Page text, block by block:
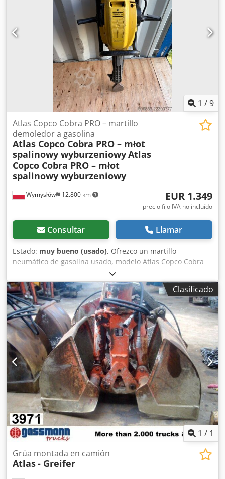
Dkodpfezdqz Dox Ag Sor Horas de funcionamiento: 12.100
horas Estado: De segunda mano, en muy buen estado y
listo para su uso inmediato. El compresor puede ser
inspeccionado y probado en nuestras instalaciones en
Kiel, previa cita.
1 /9
Wymysłów 12.800 km
Atlas Copco Cobra PRO – martillo
demoledor a gasolina
Atlas Copco Cobra PRO – młot
spalinowy wyburzeniowyAtlas
Copco Cobra PRO – młot
spalinowy wyburzeniowy
EUR 1.349
precio fijo IVA no incluído
Consultar Llamar
Estado: muy bueno (usado), Ofrezco un martillo
neumático de gasolina usado, modelo Atlas Copco Cobra
PRO. El equipo es del año 2014 y fue fabricado en Suecia.
El modelo Cobra PRO es un martillo neumático profesional
diseñado para trabajos de construcción, carreteras y
demolición; no requiere alimentación eléctrica ni un
compresor, lo que lo hace ideal para trabajar en
exteriores. El estado visual es el que se muestra en las
fotos: presenta los signos normales de uso, con arañazos y
roces. Viene equipado con un cincel de trabajo. Djdpfx
Aezkwdljg Sjkr Datos: Fabricante: Atlas Copco Modelo:
Cobra PRO Año de fabricación: 2014 País de fabricación:
Suecia Motor: motor de gasolina de 2 tiempos Aplicación:
demolición de hormigón y asfalto, trabajos en carreteras y
excavaciones Diseño móvil: no requiere un compresor ni
alimentación de red.
Clasificado
1 / 1
Grúa montada en camión
Atlas- Greifer